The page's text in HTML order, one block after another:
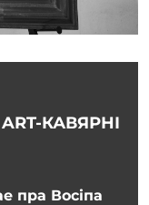
КАВЯРНІ
пра Восіпа